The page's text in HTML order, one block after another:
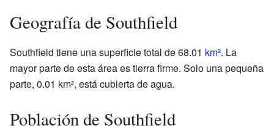
Geografía de Southfield
Southfield tiene una superficie total de 68.01 km². La
mayor parte de esta área es tierra firme. Solo una pequeña
parte, 0.01 km², está cubierta de agua.
Población de Southfield